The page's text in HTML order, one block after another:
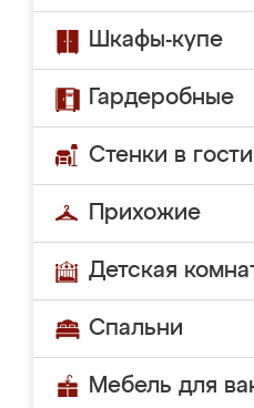
Шкафы-купе
Гардеробные
Стенки в
Прихожие
Детская
Спальни
Мебель для